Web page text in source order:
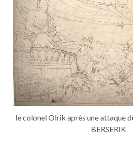
le colonel Olrik après une attaque
BERSERIK